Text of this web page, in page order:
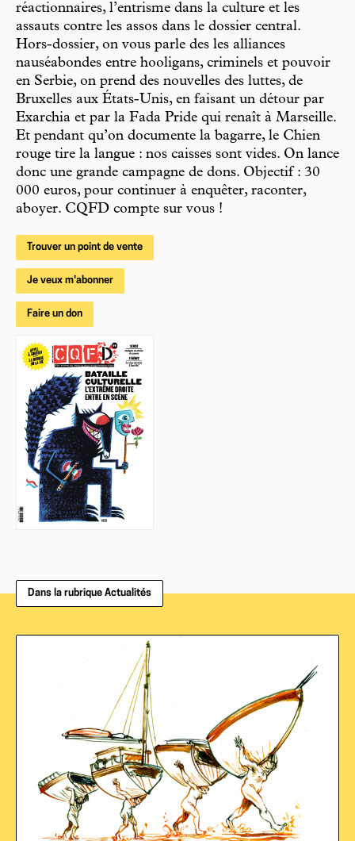
réactionnaires, l’entrisme dans la culture et les
assauts contre les assos dans le dossier central.
Hors-dossier, on vous parle des les alliances
nauséabondes entre hooligans, criminels et pouvoir
en Serbie, on prend des nouvelles des luttes, de
Bruxelles aux États-Unis, en faisant un détour par
Exarchia et par la Fada Pride qui renaît à Marseille.
Et pendant qu’on documente la bagarre, le Chien
rouge tire la langue : nos caisses sont vides. On lance
donc une grande campagne de dons. Objectif : 30
000 euros, pour continuer à enquêter, raconter,
aboyer. CQFD compte sur vous !
Trouver un point de vente
Je veux m'abonner
Faire un don
Dans la rubrique Actualités